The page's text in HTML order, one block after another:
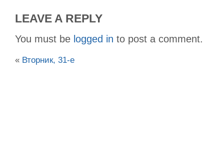
LEAVE A REPLY
You must be logged in to post a comment.
« Вторник, 31-е